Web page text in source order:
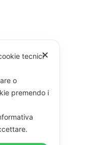
✕
tecnici
o
premendo i